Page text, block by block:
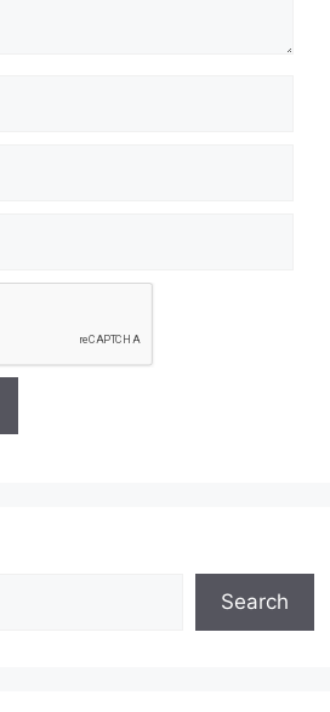
Search